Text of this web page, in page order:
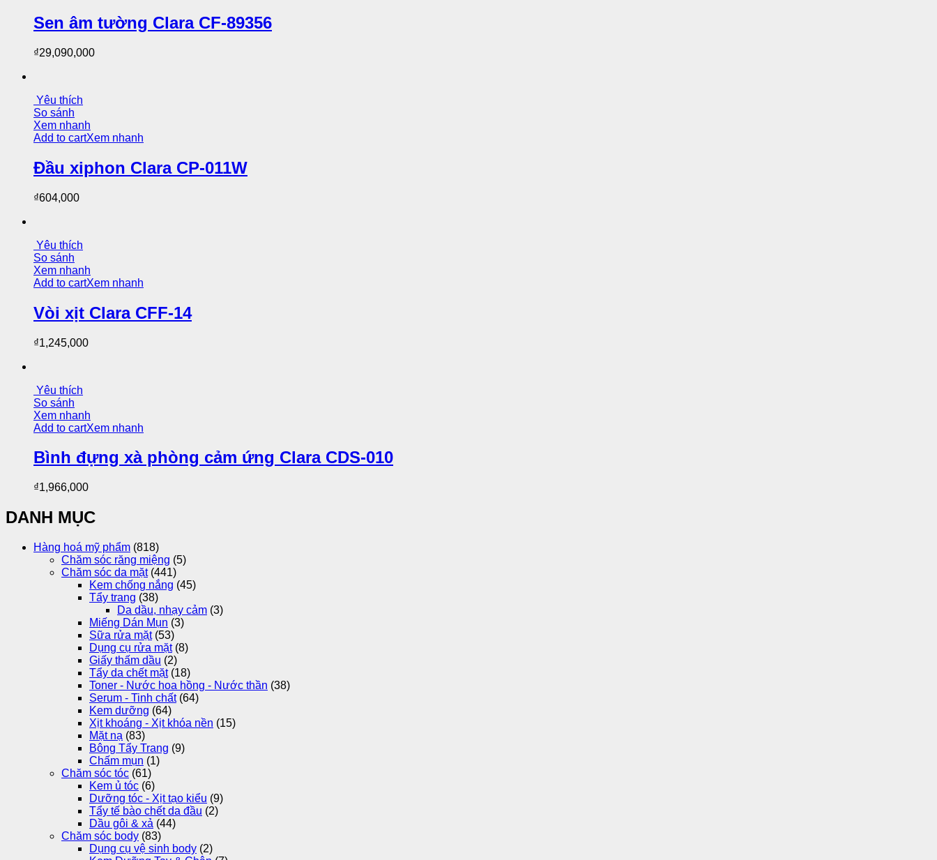
Sen âm tường Clara CF-89356
₫29,090,000
Yêu thích
So sánh
Xem nhanh
Add to cartXem nhanh
Đầu xiphon Clara CP-011W
₫604,000
Yêu thích
So sánh
Xem nhanh
Add to cartXem nhanh
Vòi xịt Clara CFF-14
₫1,245,000
Yêu thích
So sánh
Xem nhanh
Add to cartXem nhanh
Bình đựng xà phòng cảm ứng Clara CDS-010
₫1,966,000
DANH MỤC
Hàng hoá mỹ phẩm (818)
Chăm sóc răng miệng (5)
Chăm sóc da mặt (441)
Kem chống nắng (45)
Tẩy trang (38)
Da dầu, nhạy cảm (3)
Miếng Dán Mụn (3)
Sữa rửa mặt (53)
Dụng cụ rửa mặt (8)
Giấy thấm dầu (2)
Tẩy da chết mặt (18)
Toner - Nước hoa hồng - Nước thần (38)
Serum - Tinh chất (64)
Kem dưỡng (64)
Xịt khoáng - Xịt khóa nền (15)
Mặt nạ (83)
Bông Tẩy Trang (9)
Chấm mụn (1)
Chăm sóc tóc (61)
Kem ủ tóc (6)
Dưỡng tóc - Xịt tạo kiểu (9)
Tẩy tế bào chết da đầu (2)
Dầu gôi & xả (44)
Chăm sóc body (83)
Dụng cụ vệ sinh body (2)